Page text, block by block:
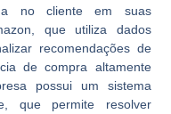
no cliente em suas
que utiliza dados
recomendações de
de compra altamente
possui um sistema
que permite resolver